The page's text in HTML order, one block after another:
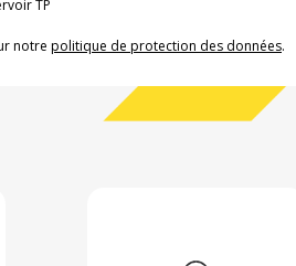
TP
notre politique de protection des données.